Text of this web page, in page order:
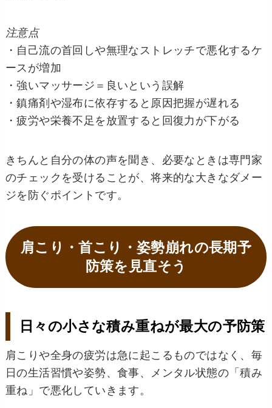
注意点
・自己流の首回しや無理なストレッチで悪化するケ
ースが増加
・強いマッサージ＝良いという誤解
・鎮痛剤や湿布に依存すると原因把握が遅れる
・疲労や栄養不足を放置すると回復力が下がる
きちんと自分の体の声を聞き、必要なときは専門家
のチェックを受けることが、将来的な大きなダメー
ジを防ぐポイントです。
肩こり・首こり・姿勢崩れの長期予
防策を見直そう
日々の小さな積み重ねが最大の予防策
肩こりや全身の疲労は急に起こるものではなく、毎
日の生活習慣や姿勢、食事、メンタル状態の「積み
重ね」で悪化していきます。